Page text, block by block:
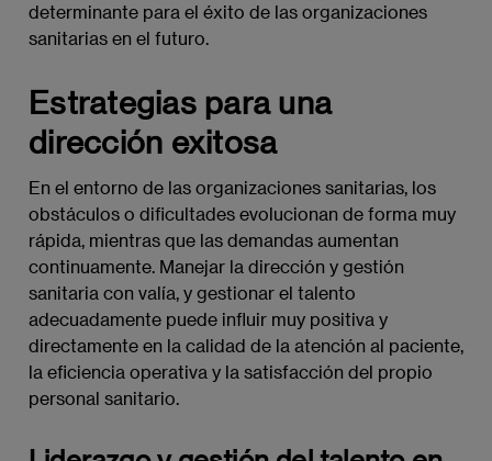
determinante para el éxito de las organizaciones
sanitarias en el futuro.
Estrategias para una
dirección exitosa
En el entorno de las organizaciones sanitarias, los
obstáculos o dificultades evolucionan de forma muy
rápida, mientras que las demandas aumentan
continuamente. Manejar la dirección y gestión
sanitaria con valía, y gestionar el talento
adecuadamente puede influir muy positiva y
directamente en la calidad de la atención al paciente,
la eficiencia operativa y la satisfacción del propio
personal sanitario.